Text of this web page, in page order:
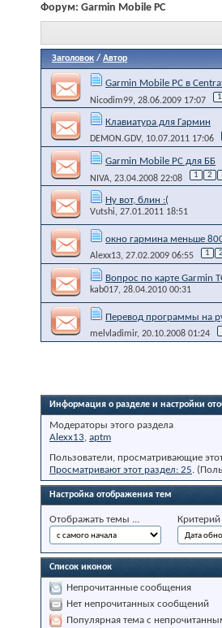
Форум: Garmin Mobile PC
Заголовок / Автор
Garmin Mobile PC в
Nicodim99, 28.06.2009 17:07 1
Клавиатура для Гармин
DEMON.GDV, 10.07.2011 17:06
Garmin Mobile PC для ББ
NIVA, 23.04.2008 22:08 1 2
Ну вот, блин :(
Vutshi, 27.01.2011 18:51
окно гармина меньше
Alexx13, 27.02.2009 06:55 1 2
Вопрос по карте Garmin
kab017, 28.04.2010 00:31
Перевод программы на
melvladimir, 20.10.2008 01:24
Информация о разделе и настройки
Модераторы этого раздела
Alexx13, aptm
Пользователи, просматривающие
Просматривают этот раздел: 25.
Настройка отображения тем
Отображать темы ...
Список иконок
Непрочитанные сообщения
Нет непрочитанных сообщений
Популярная тема с